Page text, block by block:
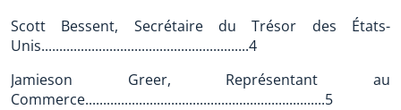
Scott Bessent, Secrétaire du Trésor des États-
Unis..........................................................4
Jamieson Greer, Représentant au
Commerce...................................................................5